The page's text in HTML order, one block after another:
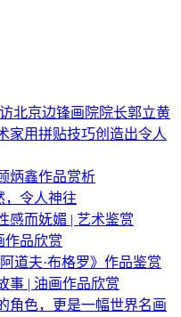
北京边锋画院院长郭立黄
家用拼贴技巧创造出令人
炳鑫作品赏析
，令人神往
感而妩媚 | 艺术鉴赏
作品欣赏
道夫·布格罗》作品鉴赏
事 | 油画作品欣赏
角色，更是一幅世界名画